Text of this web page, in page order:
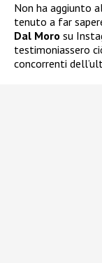
Non ha aggiunto
tenuto a far
Dal Moro su
testimoniassero
concorrenti